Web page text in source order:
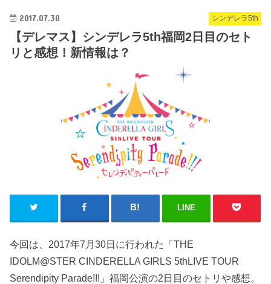
シンデレラ5th
2017.07.30
【デレマス】シンデレラ5th福岡2日目のセト
リと感想！新情報は？
LINE
今回は、2017年7月30日に行われた「THE
IDOLM@STER CINDERELLA GIRLS 5thLIVE TOUR
Serendipity Parade!!!」福岡公演の2日目のセトリや感想。